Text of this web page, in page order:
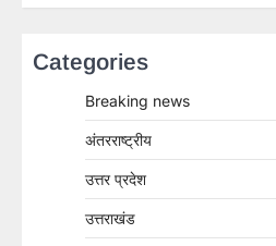
Categories
Breaking news
अंतरराष्ट्रीय
उत्तर प्रदेश
उत्तराखंड